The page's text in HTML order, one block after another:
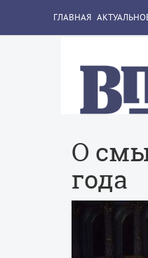
ГЛАВНАЯ
О
года